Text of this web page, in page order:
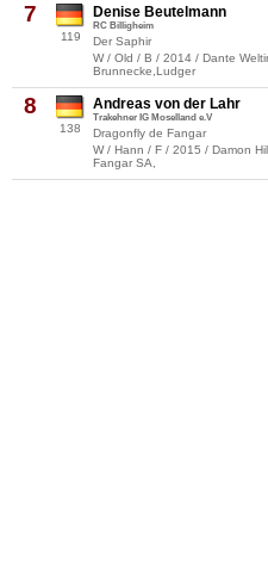
7
119
Denise Beutelmann
RC Billigheim
Der Saphir
W / Old / B / 2014 / Dante
Brunnecke,Ludger
8
138
Andreas von der Lahr
Trakehner IG Moselland e.V
Dragonfly de Fangar
W / Hann / F / 2015 / Damon
Fangar SA,